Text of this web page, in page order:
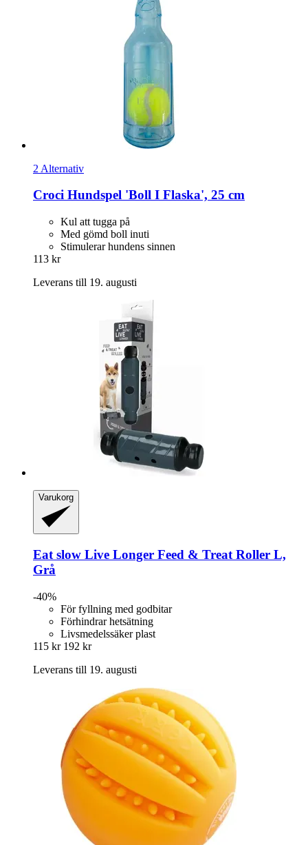
2 Alternativ
Croci Hundspel 'Boll I Flaska', 25 cm
Kul att tugga på
Med gömd boll inuti
Stimulerar hundens sinnen
113 kr
Leverans till 19. augusti
Varukorg
Eat slow Live Longer Feed & Treat Roller L,
Grå
-40%
För fyllning med godbitar
Förhindrar hetsätning
Livsmedelssäker plast
115 kr 192 kr
Leverans till 19. augusti